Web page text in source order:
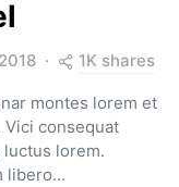
1K shares
montes lorem et
consequat
lorem.
libero…